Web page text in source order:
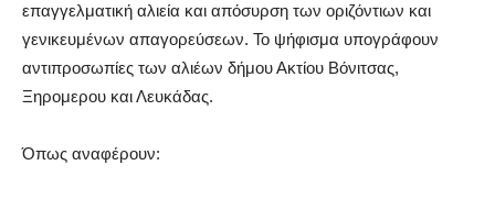
επαγγελματική αλιεία και απόσυρση των οριζόντιων και
γενικευμένων απαγορεύσεων. Το ψήφισμα υπογράφουν
αντιπροσωπίες των αλιέων δήμου Ακτίου Βόνιτσας,
Ξηρομερου και Λευκάδας.
Όπως αναφέρουν: